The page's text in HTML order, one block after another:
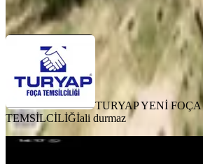
Ara
TURYAP YENİ FOÇA
TEMSİLCİLİĞİali durmaz
5